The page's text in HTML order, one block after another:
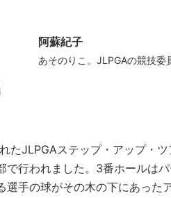
阿蘇紀子
あそのりこ。JLPGAの競技委
たJLPGAステップ・アップ・
で行われました。3番ホールは
選手の球がその木の下にあった